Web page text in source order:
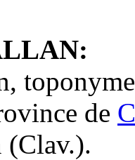
toponyme
de